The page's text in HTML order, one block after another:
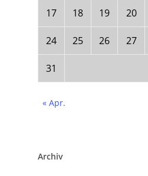
17 18 19 20
24 25 26 27
31
« Apr.
Archiv